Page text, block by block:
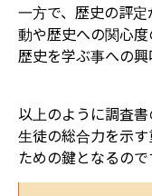
一方で、歴史の評
動や歴史への関心度
歴史を学ぶ事への興
以上のように調査書
生徒の総合力を示
ための鍵となるので